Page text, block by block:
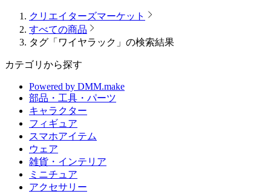
クリエイターズマーケット
すべての商品
タグ「ワイヤラック」の検索結果
カテゴリから探す
Powered by DMM.make
部品・工具・パーツ
キャラクター
フィギュア
スマホアイテム
ウェア
雑貨・インテリア
ミニチュア
アクセサリー